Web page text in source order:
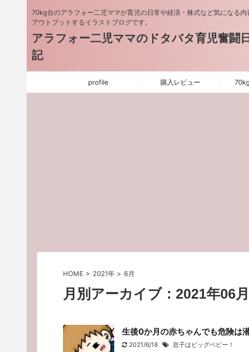
70kg台のアラフォー二児ママが育児の日常や経済・株式など気になる内
アウトプットするイラストブログです。
アラフォー二児ママのドタバタ育児奮闘
記
profile 購入レビュー
HOME > 2021年 > 6月
月別アーカイブ：2021年06月
生後0か月の赤ちゃんでも危険は
2021/6/18
息子はビッグベビー！